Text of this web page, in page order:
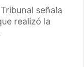
señala
realizó la